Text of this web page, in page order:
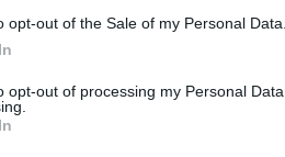
opt-out of the Sale of my Personal Data.
opt-out of processing my Personal
w Sejmie, na posiedzeniu
nowelizacji ustawy Prawo oświatowe.
roli kuratora. Jeśli dyrektor szkoły